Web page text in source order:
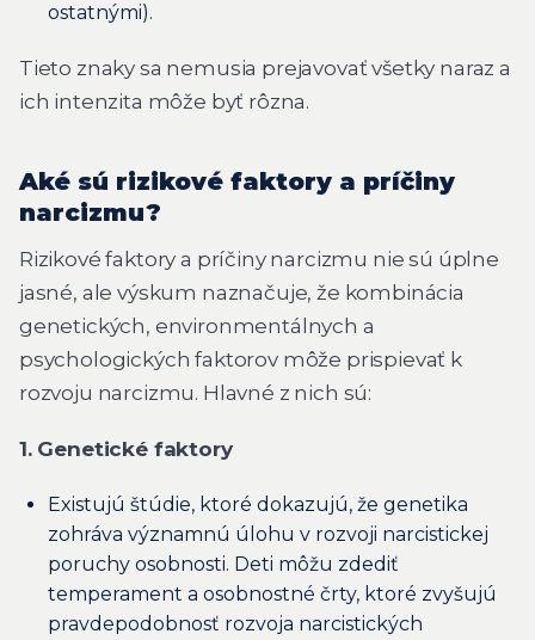
ostatnými).
Tieto znaky sa nemusia prejavovať všetky naraz a
ich intenzita môže byť rôzna.
Aké sú rizikové faktory a príčiny
narcizmu?
Rizikové faktory a príčiny narcizmu nie sú úplne
jasné, ale výskum naznačuje, že kombinácia
genetických, environmentálnych a
psychologických faktorov môže prispievať k
rozvoju narcizmu. Hlavné z nich sú:
1. Genetické faktory
Existujú štúdie, ktoré dokazujú, že genetika
zohráva významnú úlohu v rozvoji narcistickej
poruchy osobnosti. Deti môžu zdediť
temperament a osobnostné črty, ktoré zvyšujú
pravdepodobnosť rozvoja narcistických